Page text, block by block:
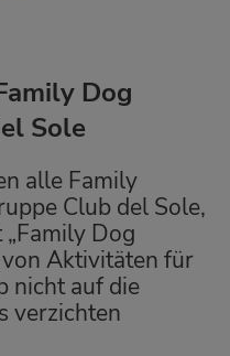
Dog
Sole
alle Family
Club del Sole,
Dog
von Aktivitäten für
nicht auf die
verzichten